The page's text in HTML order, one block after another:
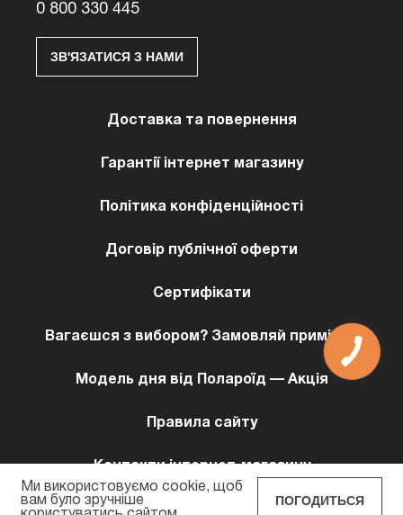
0 800 330 445
ЗВ'ЯЗАТИСЯ З НАМИ
Доставка та повернення
Гарантії інтернет магазину
Політика конфіденційності
Договір публічної оферти
Сертифікати
Вагаєшся з вибором? Замовляй примірку!
Модель дня від Полароїд — Акція
Правила сайту
Контакти інтернет-магазину
Ми використовуємо cookie, щоб
вам було зручніше
ПОГОДИТЬСЯ